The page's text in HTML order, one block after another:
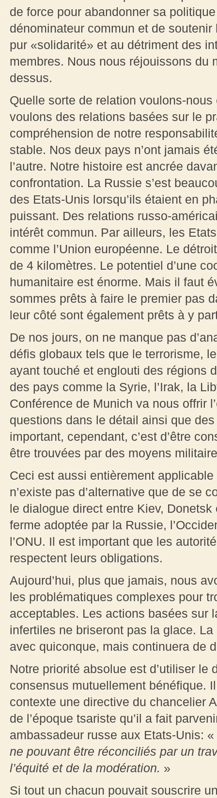
de force pour abandonner sa
dénominateur commun et de
pur «solidarité» et au détriment des
membres. Nous nous réjouissons du
dessus.
Quelle sorte de relation voulons-
voulons des relations basées sur le
compréhension de notre
stable. Nos deux pays n’ont jamais
l’autre. Notre histoire est ancrée
confrontation. La Russie s’est
des Etats-Unis lorsqu’ils étaient en
puissant. Des relations russo-
intérêt commun. Par ailleurs, les
comme l’Union européenne. Le
de 4 kilomètres. Le potentiel d’une
humanitaire est énorme. Mais il faut
sommes prêts à faire le premier pas
leur côté sont également prêts à y
De nos jours, on ne manque pas
défis globaux tels que le terrorisme,
ayant touché et englouti des régions
des pays comme la Syrie, l’Irak, la
Conférence de Munich va nous offrir
questions dans le détail ainsi que
important, cependant, c’est d’être
être trouvées par des moyens
Ceci est aussi entièrement
n’existe pas d’alternative que de se
le dialogue direct entre Kiev,
ferme adoptée par la Russie,
l’ONU. Il est important que les
respectent leurs obligations.
Aujourd’hui, plus que jamais, nous
les problématiques complexes pour
acceptables. Les actions basées sur
infertiles ne briseront pas la glace.
avec quiconque, mais continuera de
Notre priorité absolue est d’utiliser le
consensus mutuellement bénéfique.
contexte une directive du chancelier
de l’époque tsariste qu’il a fait
ambassadeur russe aux Etats-Unis: «
ne pouvant être réconciliés par un
l’équité et de la modération. »
Si tout un chacun pouvait souscrire